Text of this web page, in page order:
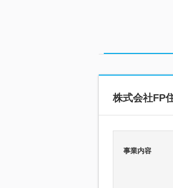
株式会社FP
事業内容